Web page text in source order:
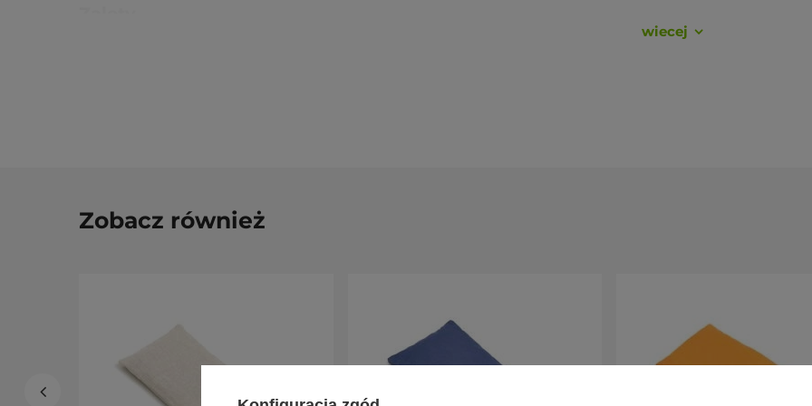
czarny, granatowy, pomarańczowy, turkusowy w kwiatki, lniany
Dla kogo jest
wiecej
Zobacz również